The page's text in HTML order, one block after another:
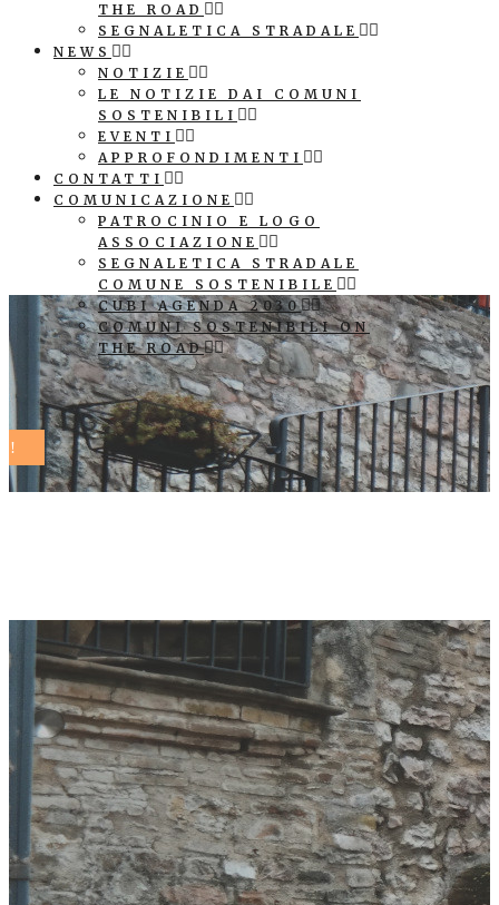
THE ROAD
SEGNALETICA STRADALE
NEWS
NOTIZIE
LE NOTIZIE DAI COMUNI
SOSTENIBILI
EVENTI
APPROFONDIMENTI
CONTATTI
COMUNICAZIONE
PATROCINIO E LOGO
ASSOCIAZIONE
SEGNALETICA STRADALE
COMUNE SOSTENIBILE
CUBI AGENDA 2030
COMUNI SOSTENIBILI ON
THE ROAD